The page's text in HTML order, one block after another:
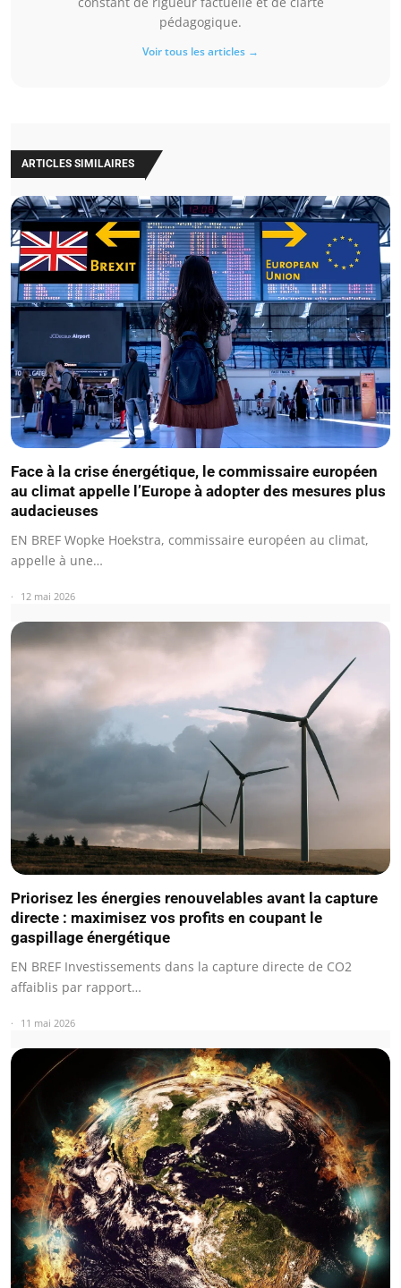
pédagogique.
Voir tous les articles →
ARTICLES SIMILAIRES
Face à la crise énergétique, le commissaire européen
au climat appelle l’Europe à adopter des mesures plus
audacieuses
EN BREF Wopke Hoekstra, commissaire européen au climat,
appelle à une…
12 mai 2026
Priorisez les énergies renouvelables avant la capture
directe : maximisez vos profits en coupant le
gaspillage énergétique
EN BREF Investissements dans la capture directe de CO2
affaiblis par rapport…
11 mai 2026